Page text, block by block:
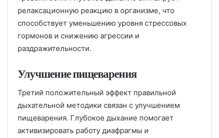
релаксационную реакцию в организме, что
способствует уменьшению уровня стрессовых
гормонов и снижению агрессии и
раздражительности.
Улучшение пищеварения
Третий положительный эффект правильной
дыхательной методики связан с улучшением
пищеварения. Глубокое дыхание помогает
активизировать работу диафрагмы и